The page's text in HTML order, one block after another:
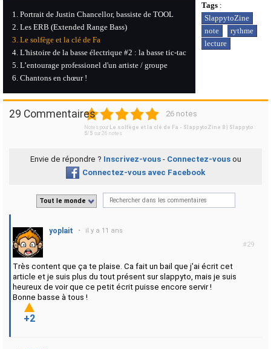
Portrait de Justin Chancellor, bassiste de TOOL
Les ERB (Extended Range Bass)
Le solfège et la clé de Fa
L'histoire de la basse électrique #2 : la basse tic-tac
L’entourage professionel d'un artiste / groupe
Chantons en chœur !
Tags :
SlappytoZine
note
rythme
lecture
29 Commentaires
1 2 3 4 5 26 notes
Notes pour Le solfège et la clé de Fa - SlappytoZine 8 | Slappyto
5/ 5 sur 26 notes
Envie de répondre ? Inscrivez-vous- Connectez-vousou
Connectez-vous avec Facebook
Tout le monde
#29
yoplait • il y a 11 ans
Très content que ça te plaise. Ca fait un bail que j'ai écrit cet
article et je suis plus du tout présent sur slappyto, mais je suis
heureux de voir que ce petit écrit puisse encore servir !
Bonne basse à tous !
+2